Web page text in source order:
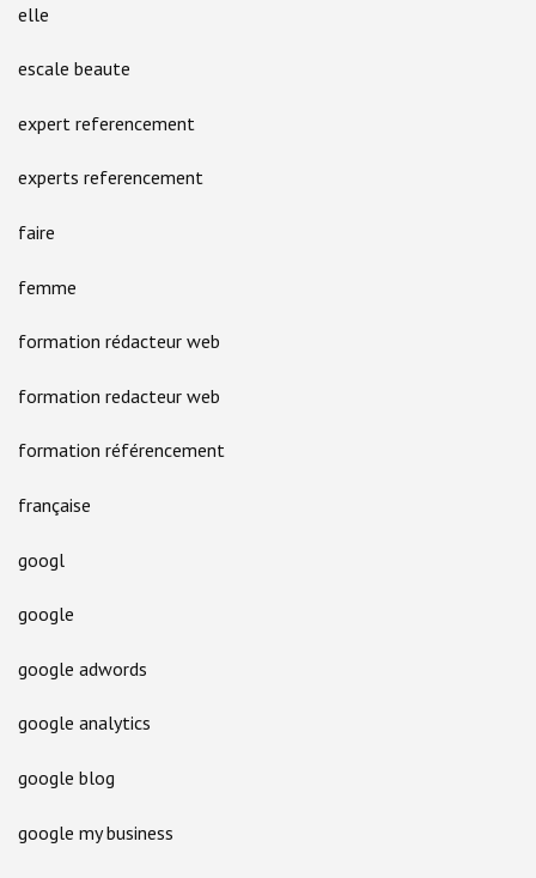
elle
escale beaute
expert referencement
experts referencement
faire
femme
formation rédacteur web
formation redacteur web
formation référencement
française
googl
google
google adwords
google analytics
google blog
google my business